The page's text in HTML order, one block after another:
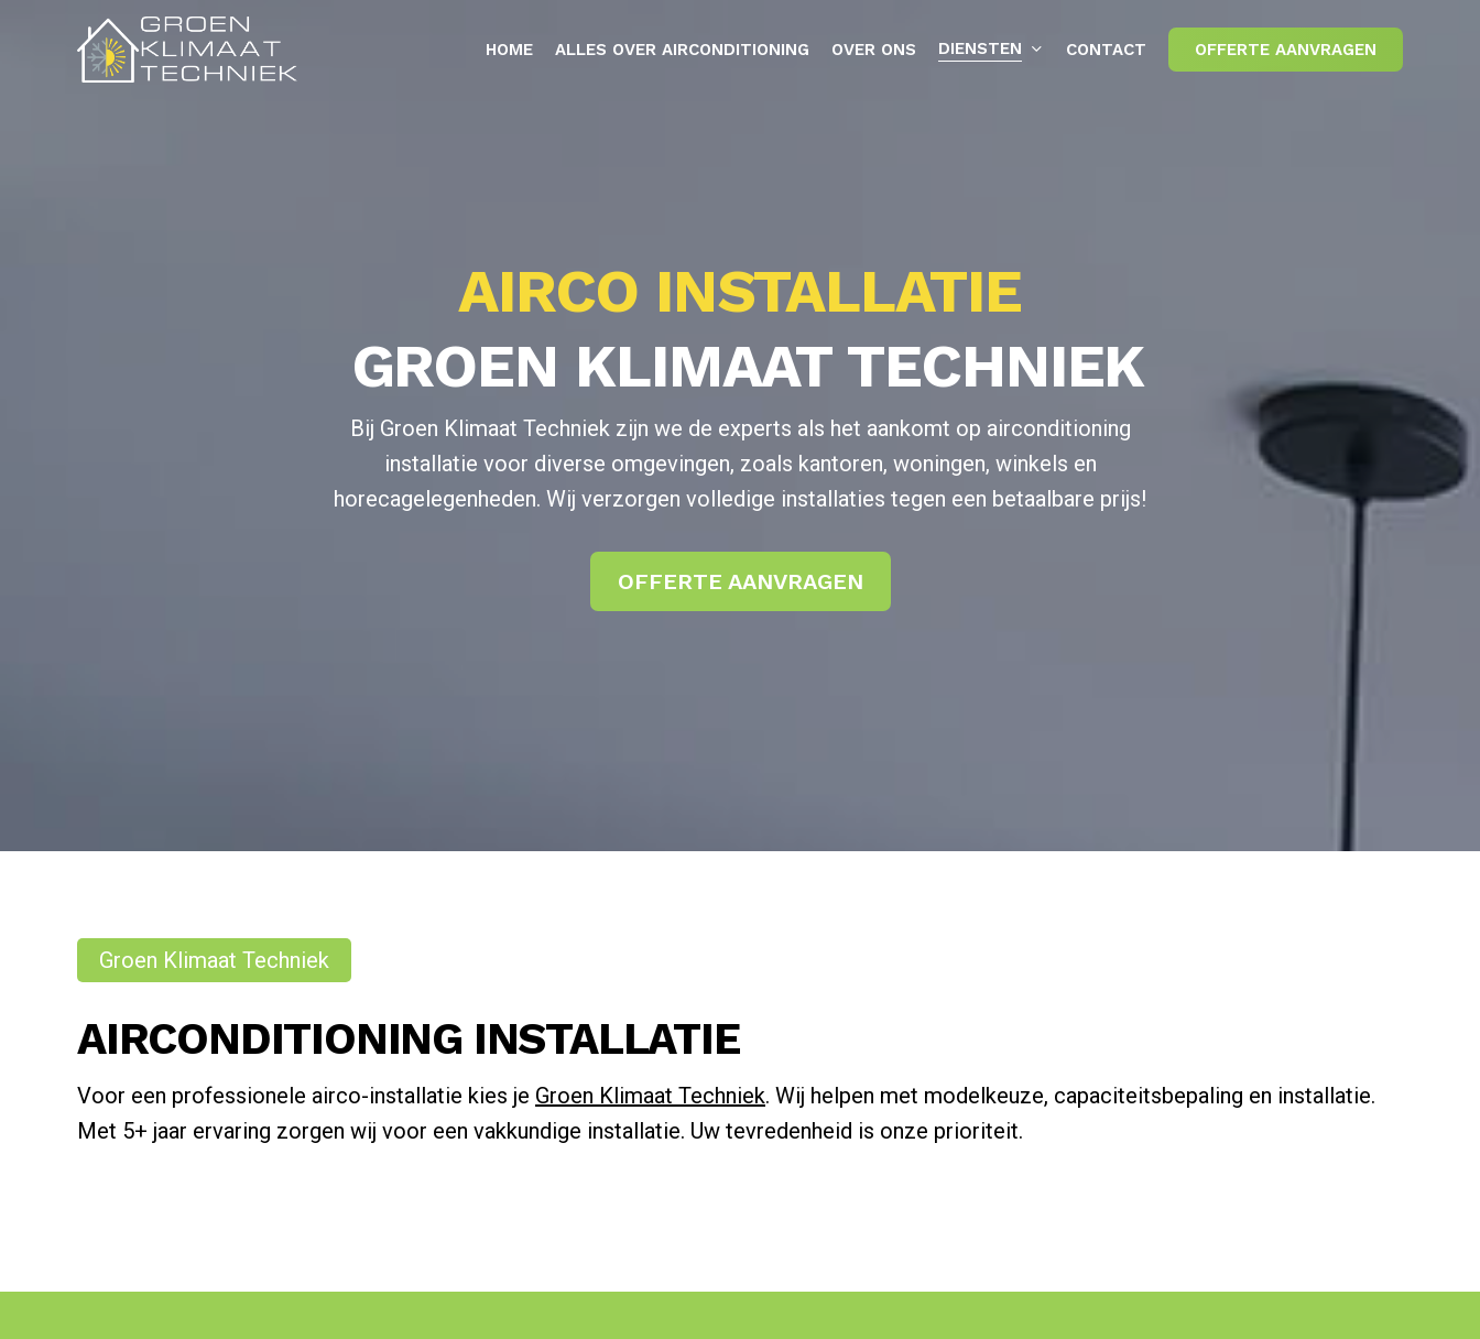
HOME ALLES OVER AIRCONDITIONING OVER ONS DIENSTEN CONTACT OFFERTE AANVRAGEN
AIRCO INSTALLATIE
GROEN KLIMAAT TECHNIEK
Bij Groen Klimaat Techniek zijn we de experts als het aankomt op airconditioning
installatie voor diverse omgevingen, zoals kantoren, woningen, winkels en
horecagelegenheden. Wij verzorgen volledige installaties tegen een betaalbare prijs!
OFFERTE AANVRAGEN
Groen Klimaat Techniek
AIRCONDITIONING INSTALLATIE
Voor een professionele airco-installatie kies je Groen Klimaat Techniek. Wij helpen met modelkeuze, capaciteitsbepaling en installatie.
Met 5+ jaar ervaring zorgen wij voor een vakkundige installatie. Uw tevredenheid is onze prioriteit.